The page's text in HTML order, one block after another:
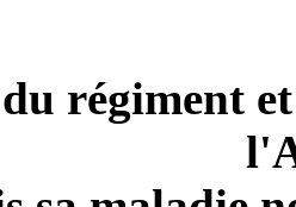
régiment